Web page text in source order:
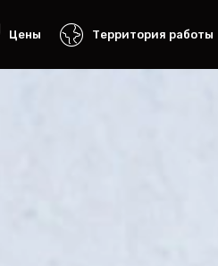
Цены Территория работы